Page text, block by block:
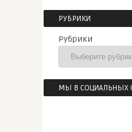
РУБРИКИ
Рубрики
МЫ В СОЦИАЛЬНЫХ